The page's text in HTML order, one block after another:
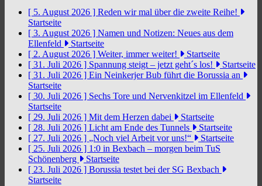
[ 5. August 2026 ] Reden wir mal über die zweite Reihe!
Startseite
[ 3. August 2026 ] Namen und Notizen: Neues aus dem
Ellenfeld
Startseite
[ 2. August 2026 ] Weiter, immer weiter!
Startseite
[ 31. Juli 2026 ] Spannung steigt – jetzt geht´s los!
Startseite
[ 31. Juli 2026 ] Ein Neinkerjer Bub führt die Borussia an
Startseite
[ 30. Juli 2026 ] Sechs Tore und Nervenkitzel im Ellenfeld
Startseite
[ 29. Juli 2026 ] Mit dem Herzen dabei
Startseite
[ 28. Juli 2026 ] Licht am Ende des Tunnels
Startseite
[ 27. Juli 2026 ] „Noch viel Arbeit vor uns!“
Startseite
[ 25. Juli 2026 ] 1:0 in Bexbach – morgen beim TuS
Schönenberg
Startseite
[ 23. Juli 2026 ] Borussia testet bei der SG Bexbach
Startseite